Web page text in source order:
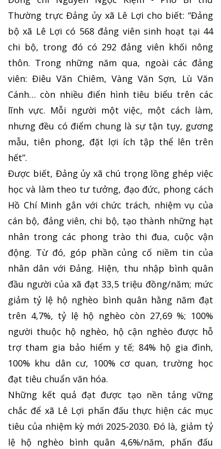
Thường trực Đảng ủy xã Lê Lợi cho biết: “Đảng
bộ xã Lê Lợi có 568 đảng viên sinh hoạt tại 44
chi bộ, trong đó có 292 đảng viên khối nông
thôn. Trong những năm qua, ngoài các đảng
viên: Điêu Văn Chiêm, Vàng Văn Sợn, Lù Văn
Cánh… còn nhiều điển hình tiêu biểu trên các
lĩnh vực. Mỗi người một việc, một cách làm,
nhưng đều có điểm chung là sự tận tụy, gương
mẫu, tiên phong, đặt lợi ích tập thể lên trên
hết”.
Được biết, Đảng ủy xã chú trọng lồng ghép việc
học và làm theo tư tưởng, đạo đức, phong cách
Hồ Chí Minh gắn với chức trách, nhiệm vụ của
cán bộ, đảng viên, chi bộ, tạo thành những hạt
nhân trong các phong trào thi đua, cuộc vận
động. Từ đó, góp phần củng cố niềm tin của
nhân dân với Đảng. Hiện, thu nhập bình quân
đầu người của xã đạt 33,5 triệu đồng/năm; mức
giảm tỷ lệ hộ nghèo bình quân hằng năm đạt
trên 4,7%, tỷ lệ hộ nghèo còn 27,69 %; 100%
người thuộc hộ nghèo, hộ cận nghèo được hỗ
trợ tham gia bảo hiểm y tế; 84% hộ gia đình,
100% khu dân cư, 100% cơ quan, trường học
đạt tiêu chuẩn văn hóa.
Những kết quả đạt được tạo nền tảng vững
chắc để xã Lê Lợi phấn đấu thực hiện các mục
tiêu của nhiệm kỳ mới 2025-2030. Đó là, giảm tỷ
lệ hộ nghèo bình quân 4,6%/năm, phấn đấu